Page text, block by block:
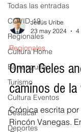
Todas las entradas
COVID-19
Regionales
Cultura Home
Barranquilla
Turismo
Cultura Eventos
Destacar
Deportes
Jesús Uribe
23 may 2024
4
Regionales
Omar Geles
caminos de la
Crónica escrita
Rincón Vanegas.